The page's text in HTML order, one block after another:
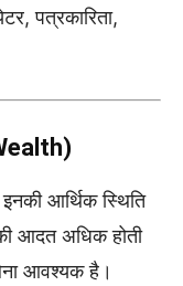
पत्रकारिता,
आर्थिक स्थिति
आदत अधिक होती
आवश्यक है।